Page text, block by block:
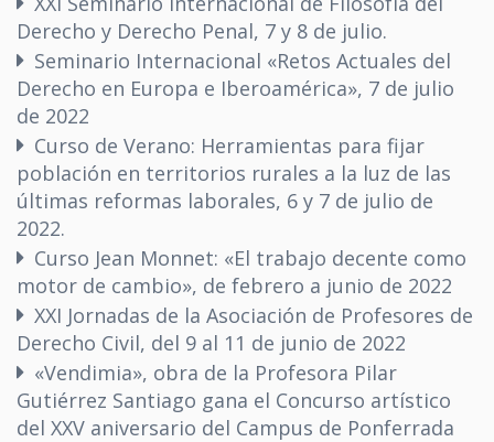
Derecho y Derecho Penal, 7 y 8 de julio.
Seminario Internacional «Retos Actuales del
Derecho en Europa e Iberoamérica», 7 de julio
de 2022
Curso de Verano: Herramientas para fijar
población en territorios rurales a la luz de las
últimas reformas laborales, 6 y 7 de julio de
2022.
Curso Jean Monnet: «El trabajo decente como
motor de cambio», de febrero a junio de 2022
XXI Jornadas de la Asociación de Profesores de
Derecho Civil, del 9 al 11 de junio de 2022
«Vendimia», obra de la Profesora Pilar
Gutiérrez Santiago gana el Concurso artístico
del XXV aniversario del Campus de Ponferrada